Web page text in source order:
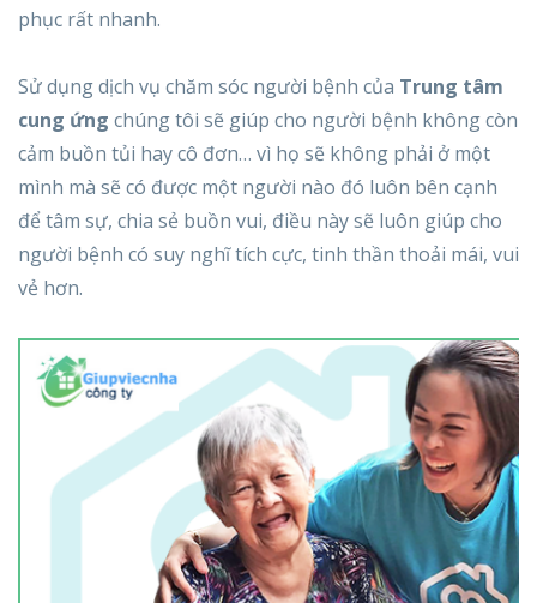
phục rất nhanh.
Sử dụng dịch vụ chăm sóc người bệnh của Trung tâm
cung ứng chúng tôi sẽ giúp cho người bệnh không còn
cảm buồn tủi hay cô đơn… vì họ sẽ không phải ở một
mình mà sẽ có được một người nào đó luôn bên cạnh
để tâm sự, chia sẻ buồn vui, điều này sẽ luôn giúp cho
người bệnh có suy nghĩ tích cực, tinh thần thoải mái, vui
vẻ hơn.